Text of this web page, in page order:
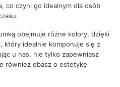
co czyni go idealnym dla osób
obejmuje różne kolory, dzięki
który idealnie komponuje się z
u nas, nie tylko zapewniasz
również dbasz o estetykę